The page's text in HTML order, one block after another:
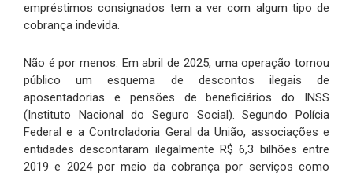
empréstimos consignados tem a ver com algum tipo de
cobrança indevida.
Não é por menos. Em abril de 2025, uma operação tornou
público um esquema de descontos ilegais de
aposentadorias e pensões de beneficiários do INSS
(Instituto Nacional do Seguro Social). Segundo Polícia
Federal e a Controladoria Geral da União, associações e
entidades descontaram ilegalmente R$ 6,3 bilhões entre
2019 e 2024 por meio da cobrança por serviços como